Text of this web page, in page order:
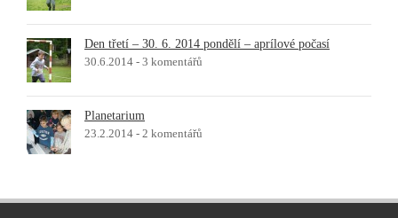
Den třetí – 30. 6. 2014 pondělí – aprílové počasí
30.6.2014 - 3 komentářů
Planetarium
23.2.2014 - 2 komentářů